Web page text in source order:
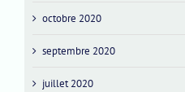
octobre 2020
septembre 2020
juillet 2020